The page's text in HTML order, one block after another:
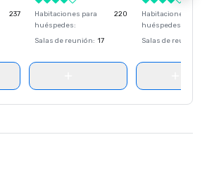
237
Habitaciones para
huéspedes:
220
Salas de reunión: 17
Habitaciones para
huéspedes
Salas de reunión